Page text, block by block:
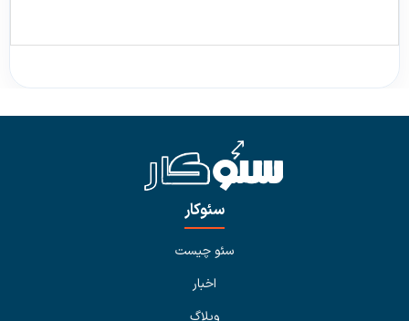
سئوکار
سئو چیست
اخبار
وبلاگ